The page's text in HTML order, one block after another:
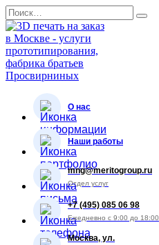
Перейти
к
содержанию
Search
for:
О нас
Наши работы
mng@meritogroup.ru
Отдел услуг
+7 (495) 085 06 98
Ежедневно с 9:00 до 18:00
Москва, ул.